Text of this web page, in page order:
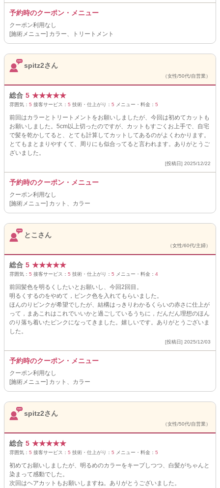
予約時のクーポン・メニュー
クーポン利用なし
[施術メニュー] カラー、トリートメント
spitz2さん
（女性/50代/自営業）
総合 5 ★★★★★
雰囲気： 5 接客サービス： 5 技術・仕上がり： 5 メニュー・料金： 5
前回はカラーとトリートメントをお願いしましたが、今回は初めてカットも
お願いしました。5cm以上切ったのですが、カットもすごくお上手で、自宅
で髪を乾かしてると、とても計算してカットしてあるのがよくわかります。
とてもまとまりやすくて、周りにも似合ってると言われます。ありがとうご
ざいました。
[投稿日] 2025/12/22
予約時のクーポン・メニュー
クーポン利用なし
[施術メニュー] カット、カラー
とこさん
（女性/60代/主婦）
総合 5 ★★★★★
雰囲気： 5 接客サービス： 5 技術・仕上がり： 5 メニュー・料金： 4
前回髪色を明るくしたいとお願いし、今回2回目。
明るくするのをやめて，ピンク色を入れてもらいました。
ほんのりピンクが希望でしたが、結構はっきりわかるくらいの赤さに仕上が
って，まあこれはこれでいいかと過ごしているうちに，だんだん理想のほん
のり落ち着いたピンクになってきました。嬉しいです。ありがとうございま
した。
[投稿日] 2025/12/03
予約時のクーポン・メニュー
クーポン利用なし
[施術メニュー] カット、カラー
spitz2さん
（女性/50代/自営業）
総合 5 ★★★★★
雰囲気： 5 接客サービス： 5 技術・仕上がり： 5 メニュー・料金： 5
初めてお願いしましたが、明るめのカラーをキープしつつ、白髪がちゃんと
染まって感動でした。
次回はヘアカットもお願いしますね。ありがとうございました。